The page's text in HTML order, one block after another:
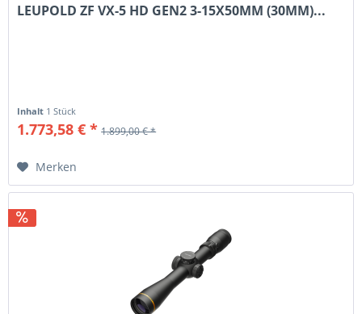
LEUPOLD ZF VX-5 HD GEN2 3-15X50MM (30MM)...
Inhalt 1 Stück
1.773,58 € * 1.899,00 € *
Merken